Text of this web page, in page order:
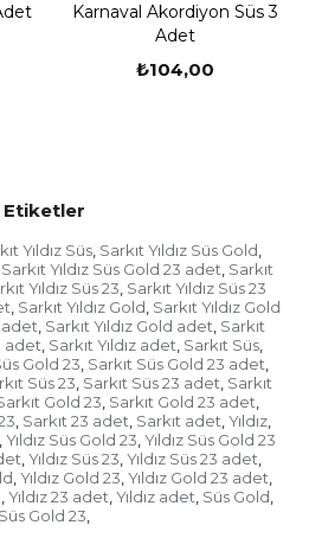
Karnaval Akordiyon Süs 3
Adet
₺104,00
Etiketler
Yıldız Süs, Sarkıt Yıldız Süs Gold,
Sarkıt Yıldız Süs Gold 23 adet, Sarkıt
Yıldız Süs 23, Sarkıt Yıldız Süs 23
, Sarkıt Yıldız Gold, Sarkıt Yıldız Gold
adet, Sarkıt Yıldız Gold adet, Sarkıt
adet, Sarkıt Yıldız adet, Sarkıt Süs,
Gold 23, Sarkıt Süs Gold 23 adet,
Süs 23, Sarkıt Süs 23 adet, Sarkıt
Gold 23, Sarkıt Gold 23 adet,
, Sarkıt 23 adet, Sarkıt adet, Yıldız,
, Yıldız Süs Gold 23, Yıldız Süs Gold 23
, Yıldız Süs 23, Yıldız Süs 23 adet,
, Yıldız Gold 23, Yıldız Gold 23 adet,
, Yıldız 23 adet, Yıldız adet, Süs Gold,
Süs Gold 23,